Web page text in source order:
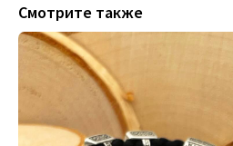
Смотрите также